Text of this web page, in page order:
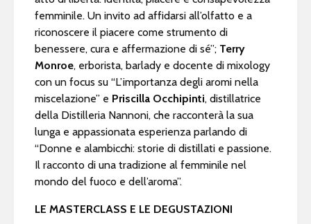
femminile. Un invito ad affidarsi all’olfatto e a
riconoscere il piacere come strumento di
benessere, cura e affermazione di sé”; Terry
Monroe, erborista, barlady e docente di mixology
con un focus su “L’importanza degli aromi nella
miscelazione” e Priscilla Occhipinti, distillatrice
della Distilleria Nannoni, che racconterà la sua
lunga e appassionata esperienza parlando di
“Donne e alambicchi: storie di distillati e passione.
Il racconto di una tradizione al femminile nel
mondo del fuoco e dell’aroma”.
LE MASTERCLASS E LE DEGUSTAZIONI